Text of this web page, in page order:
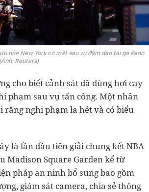
hỏa New York có mặt sau vụ đâm dao tại ga Penn
Reuters)
cho biết cảnh sát đã dùng hơi cay
phạm sau vụ tấn công. Một nhân
rằng nghi phạm la hét và có biểu
là lần đầu tiên giải chung kết NBA
Madison Square Garden kể từ
pháp an ninh bổ sung bao gồm
giám sát camera, chia sẻ thông